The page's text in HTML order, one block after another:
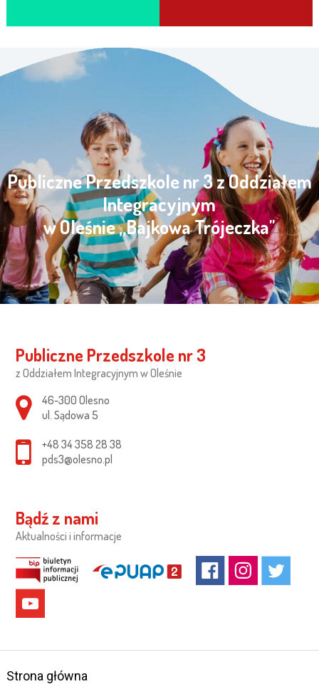
Publiczne Przedszkole nr 3 z Oddziałem
Integracyjnym
w Oleśnie „Bajkowa Trójeczka"
Publiczne Przedszkole nr 3
z Oddziałem Integracyjnym w Oleśnie
Adres pocztowy:
46-300 Olesno
ul. Sądowa 5
+48 34 358 28 38
pds3@olesno.pl
Bądź z nami
Aktualności i informacje
Strona główna